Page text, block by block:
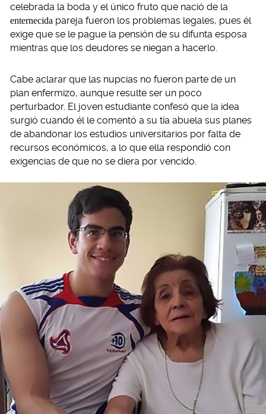
celebrada la boda y el único fruto que nació de la
enternecida pareja fueron los problemas legales, pues él
exige que se le pague la pensión de su difunta esposa
mientras que los deudores se niegan a hacerlo.
Cabe aclarar que las nupcias no fueron parte de un
plan enfermizo, aunque resulte ser un poco
perturbador. El joven estudiante confesó que la idea
surgió cuando él le comentó a su tía abuela sus planes
de abandonar los estudios universitarios por falta de
recursos económicos, a lo que ella respondió con
exigencias de que no se diera por vencido.